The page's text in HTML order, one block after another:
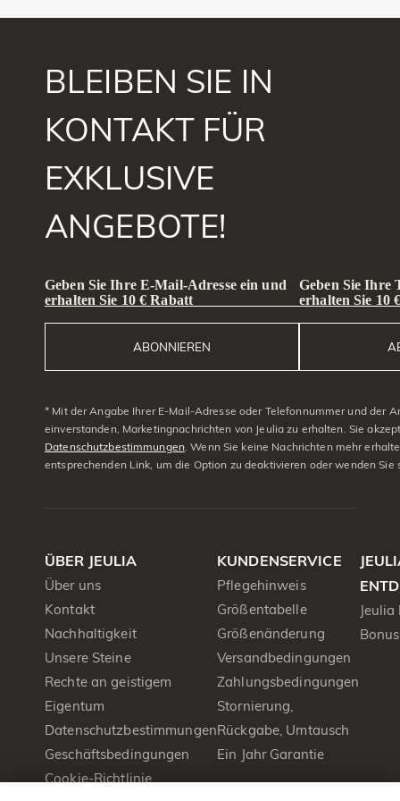
BLEIBEN SIE IN
KONTAKT FÜR
EXKLUSIVE
ANGEBOTE!
Geben Sie Ihre E-Mail-Adresse ein und
erhalten Sie 10 € Rabatt
ABONNIEREN
Geben Sie Ihre
erhalten Sie 10
* Mit der Angabe Ihrer E-Mail-Adresse oder Telefonnummer und der
einverstanden, Marketingnachrichten von Jeulia zu erhalten. Sie
Datenschutzbestimmungen . Wenn Sie keine Nachrichten mehr
entsprechenden Link, um die Option zu deaktivieren oder wenden Sie
ÜBER JEULIA
Über uns
Kontakt
Nachhaltigkeit
Unsere Steine
Rechte an geistigem
Eigentum
Datenschutzbestimmungen
Geschäftsbedingungen
Cookie-Richtlinie
KUNDENSERVICE
Pflegehinweis
Größentabelle
Größenänderung
Versandbedingungen
Zahlungsbedingungen
Stornierung,
Rückgabe, Umtausch
Ein Jahr Garantie
Jeulia